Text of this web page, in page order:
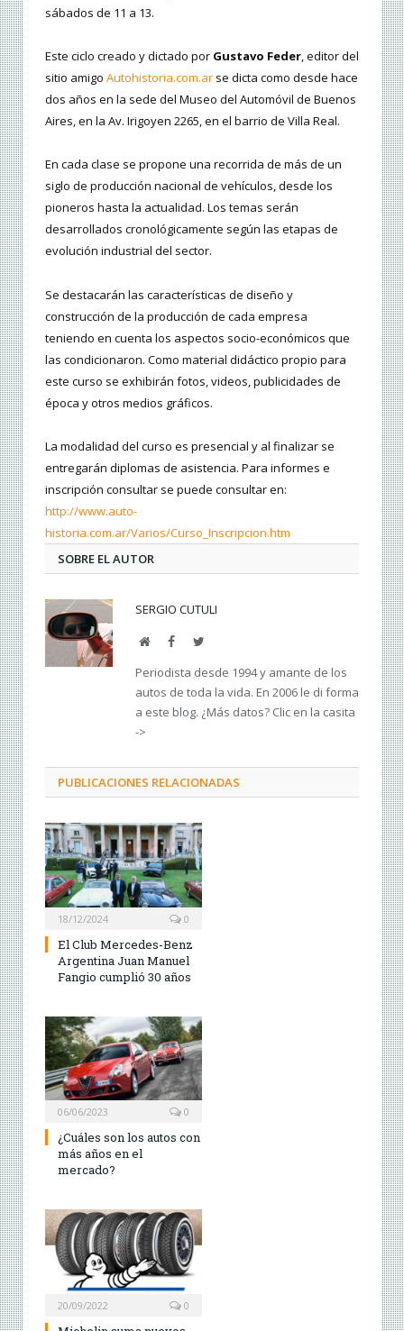
sábados de 11 a 13.
Este ciclo creado y dictado por Gustavo Feder, editor del
sitio amigo Autohistoria.com.ar se dicta como desde hace
dos años en la sede del Museo del Automóvil de Buenos
Aires, en la Av. Irigoyen 2265, en el barrio de Villa Real.
En cada clase se propone una recorrida de más de un
siglo de producción nacional de vehículos, desde los
pioneros hasta la actualidad. Los temas serán
desarrollados cronológicamente según las etapas de
evolución industrial del sector.
Se destacarán las características de diseño y
construcción de la producción de cada empresa
teniendo en cuenta los aspectos socio-económicos que
las condicionaron. Como material didáctico propio para
este curso se exhibirán fotos, videos, publicidades de
época y otros medios gráficos.
La modalidad del curso es presencial y al finalizar se
entregarán diplomas de asistencia. Para informes e
inscripción consultar se puede consultar en:
http://www.auto-
historia.com.ar/Varios/Curso_Inscripcion.htm
SOBRE EL AUTOR
SERGIO CUTULI
WebFacebookTwitter
Periodista desde 1994 y amante de los
autos de toda la vida. En 2006 le di forma
a este blog. ¿Más datos? Clic en la casita
->
PUBLICACIONES RELACIONADAS
18/12/2024 0
El Club Mercedes-Benz
Argentina Juan Manuel
Fangio cumplió 30 años
06/06/2023 0
¿Cuáles son los autos con
más años en el
mercado?
20/09/2022 0